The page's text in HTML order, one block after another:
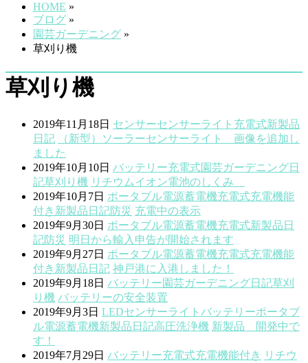
HOME »
ブログ »
園芸ガーデニング »
草刈り機
草刈り機
2019年11月18日 センサーセンサーライト 充電式新製品
日記
（新型）ソーラーセンサーライト 画像を追加し
ました
2019年10月10日 バッテリー充電式園芸ガーデニング日
記草刈り機 リチウムイオン電池のしくみ
2019年10月7日 ポータブル電源蓄電機充電式充電機能
付き 新製品 日記防災 充電中の表示
2019年9月30日 ポータブル電源蓄電機充電式新製品 日
記防災 明日から輸入申告が開始されます
2019年9月27日 ポータブル電源蓄電機充電式充電機能
付き 新製品 日記 神戸港に入港しました！
2019年9月18日 バッテリー 園芸ガーデニング日記草刈
り機 バッテリーの安全装置
2019年9月3日 LEDセンサーライト バッテリーポータブ
ル電源蓄電機新製品 日記高圧洗浄機 新製品 開発中で
す！
2019年7月29日 バッテリー充電式充電機能付き リチウ